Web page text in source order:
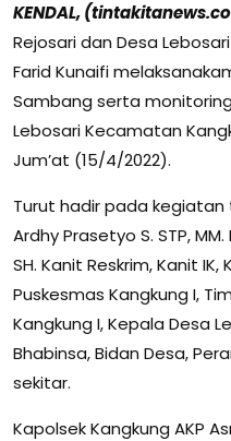
KENDAL,
Rejosari dan Desa
Farid Kunaifi
Sambang serta
Lebosari Kecamatan
Jum’at (15/4/2022).
Turut hadir pada
Ardhy Prasetyo S. STP,
SH. Kanit Reskrim, Kanit
Puskesmas Kangkung I,
Kangkung I, Kepala Desa
Bhabinsa, Bidan Desa,
sekitar.
Kapolsek Kangkung AKP